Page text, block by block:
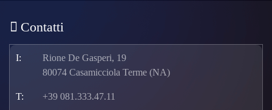
Contatti
I:
Rione De Gasperi, 19
80074 Casamicciola Terme (NA)
T: +39 081.333.47.11